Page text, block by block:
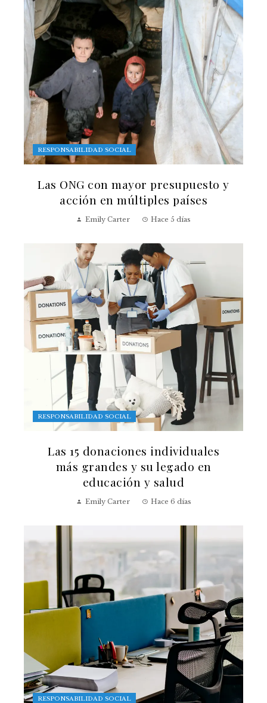
RESPONSABILIDAD SOCIAL
Las ONG con mayor presupuesto y
acción en múltiples países
Emily Carter Hace 5 días
RESPONSABILIDAD SOCIAL
Las 15 donaciones individuales
más grandes y su legado en
educación y salud
Emily Carter Hace 6 días
RESPONSABILIDAD SOCIAL